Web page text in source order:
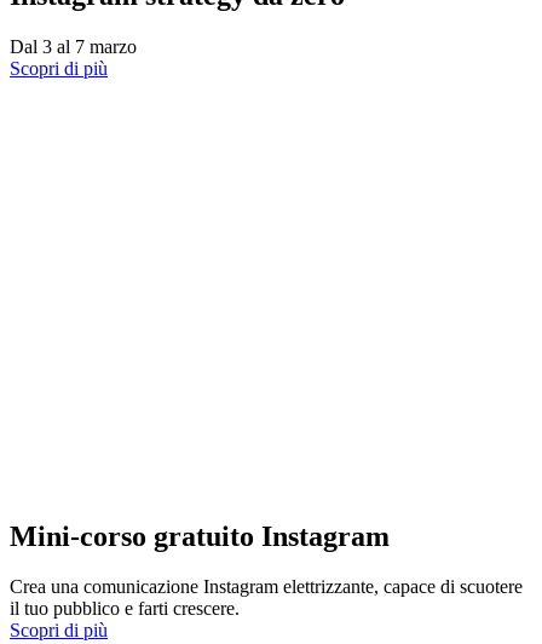
Dal 3 al 7 marzo
Scopri di più
Mini-corso gratuito Instagram
Crea una comunicazione Instagram elettrizzante, capace di scuotere
il tuo pubblico e farti crescere.
Scopri di più